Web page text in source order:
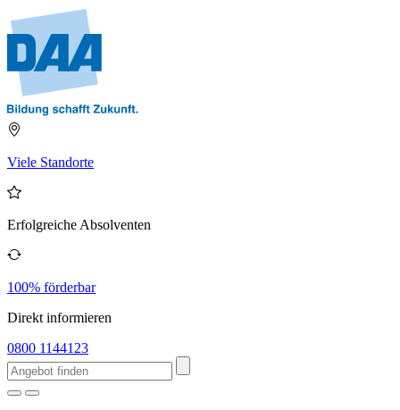
Viele Standorte
Erfolgreiche Absolventen
100% förderbar
Direkt informieren
0800 1144123